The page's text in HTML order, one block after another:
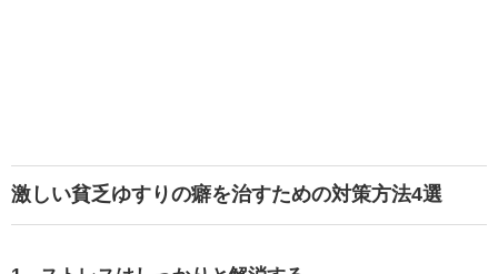
激しい貧乏ゆすりの癖を治すための対策方法4選